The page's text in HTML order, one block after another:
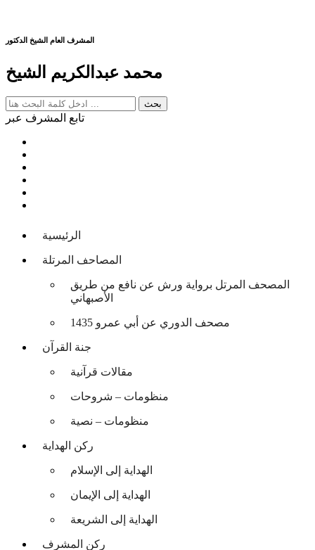
المشرف العام الشيخ الدكتور
محمد عبدالكريم الشيخ
تابع المشرف عبر
الرئيسية
المصاحف المرتلة
المصحف المرتل برواية ورش عن نافع من طريق
الأصبهاني
مصحف الدوري عن أبي عمرو 1435
جنة القرآن
مقالات قرآنية
منظومات – شروحات
منظومات – نصية
ركن الهداية
الهداية إلى الإسلام
الهداية إلى الإيمان
الهداية إلى الشريعة
ركن المشرف